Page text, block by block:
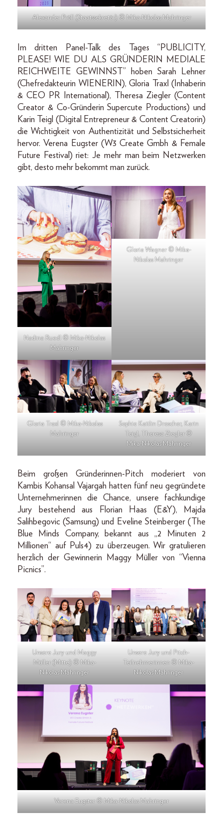
Alexander Pröll (Staatssekretär) © Mika-Nikolas Mahringer
Im dritten Panel-Talk des Tages “PUBLICITY,
PLEASE! WIE DU ALS GRÜNDERIN MEDIALE
REICHWEITE GEWINNST” hoben Sarah Lehner
(Chefredakteurin WIENERIN), Gloria Traxl (Inhaberin
& CEO PR International), Theresa Ziegler (Content
Creator & Co-Gründerin Supercute Productions) und
Karin Teigl (Digital Entrepreneur & Content Creatorin)
die Wichtigkeit von Authentizität und Selbstsicherheit
hervor. Verena Eugster (W3 Create Gmbh & Female
Future Festival) riet: Je mehr man beim Netzwerken
gibt, desto mehr bekommt man zurück.
Nadina Ruedl © Mika-Nikolas
Mahringer
Gloria Wagner © Mika-
Nikolas Mahringer
Gloria Traxl © Mika-Nikolas
Mahringer
Sophie Kaitlin Drescher, Karin
Teigl, Theresa Ziegler ©
Mika-Nikolas Mahringer
Beim großen Gründerinnen-Pitch moderiert von
Kambis Kohansal Vajargah hatten fünf neu gegründete
Unternehmerinnen die Chance, unsere fachkundige
Jury bestehend aus Florian Haas (E&Y), Majda
Salihbegovic (Samsung) und Eveline Steinberger (The
Blue Minds Company, bekannt aus „2 Minuten 2
Millionen“ auf Puls4) zu überzeugen. Wir gratulieren
herzlich der Gewinnerin Maggy Müller von “Vienna
Picnics”.
Unsere Jury und Maggy
Müller (Mitte) © Mika-
Nikolas Mahringer
Unsere Jury und Pitch-
Teilnehmerinnen © Mika-
Nikolas Mahringer
Verena Eugster © Mika-Nikolas Mahringer